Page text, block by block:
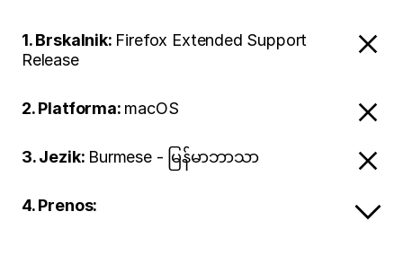
1. Brskalnik: Firefox Extended Support
Release
2. Platforma: macOS
3. Jezik: Burmese - မြန်မာဘာသာ
4. Prenos: